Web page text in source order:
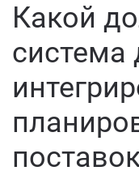
Какой
система